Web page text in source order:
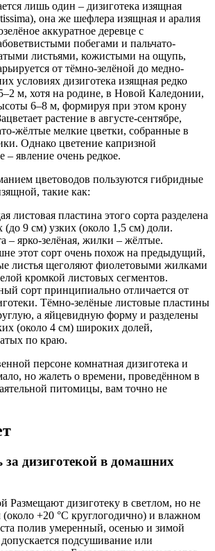
лишь один – дизиготека изящная
она же шефлера изящная и аралия
аккуратное деревце с
побегами и пальчато-
листьями, кожистыми на ощупь,
от тёмно-зелёной до медно-
условиях дизиготека изящная редко
м, хотя на родине, в Новой Каледонии,
6–8 м, формируя при этом крону
растение в августе-сентябре,
жёлтые мелкие цветки, собранные в
Однако цветение капризной
– явление очень редкое.
цветоводов пользуются гибридные
такие как:
листовая пластина этого сорта разделена
9 см) узких (около 1,5 см) доли.
– ярко-зелёная, жилки – жёлтые.
этот сорт очень похож на предыдущий,
листья щеголяют фиолетовыми жилками
кромкой листовых сегментов.
сорт принципиально отличается от
Тёмно-зелёные листовые пластины
а яйцевидную форму и разделены
(около 4 см) широких долей,
по краю.
персоне комнатная дизиготека и
но жалеть о времени, проведённом в
питомицы, вам точно не
дизиготекой в домашних
Размещают дизиготеку в светлом, но не
+20 °С круглогодично) и влажном
полив умеренный, осенью и зимой
подсушивание или